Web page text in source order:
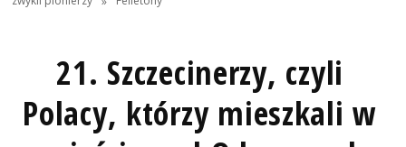
21. Szczecinerzy, czyli
Polacy, którzy mieszkali w